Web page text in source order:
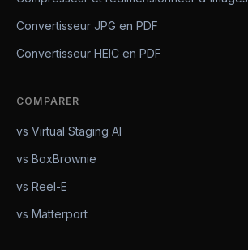
Convertisseur JPG en PDF
Convertisseur HEIC en PDF
COMPARER
vs Virtual Staging AI
vs BoxBrownie
vs Reel-E
vs Matterport